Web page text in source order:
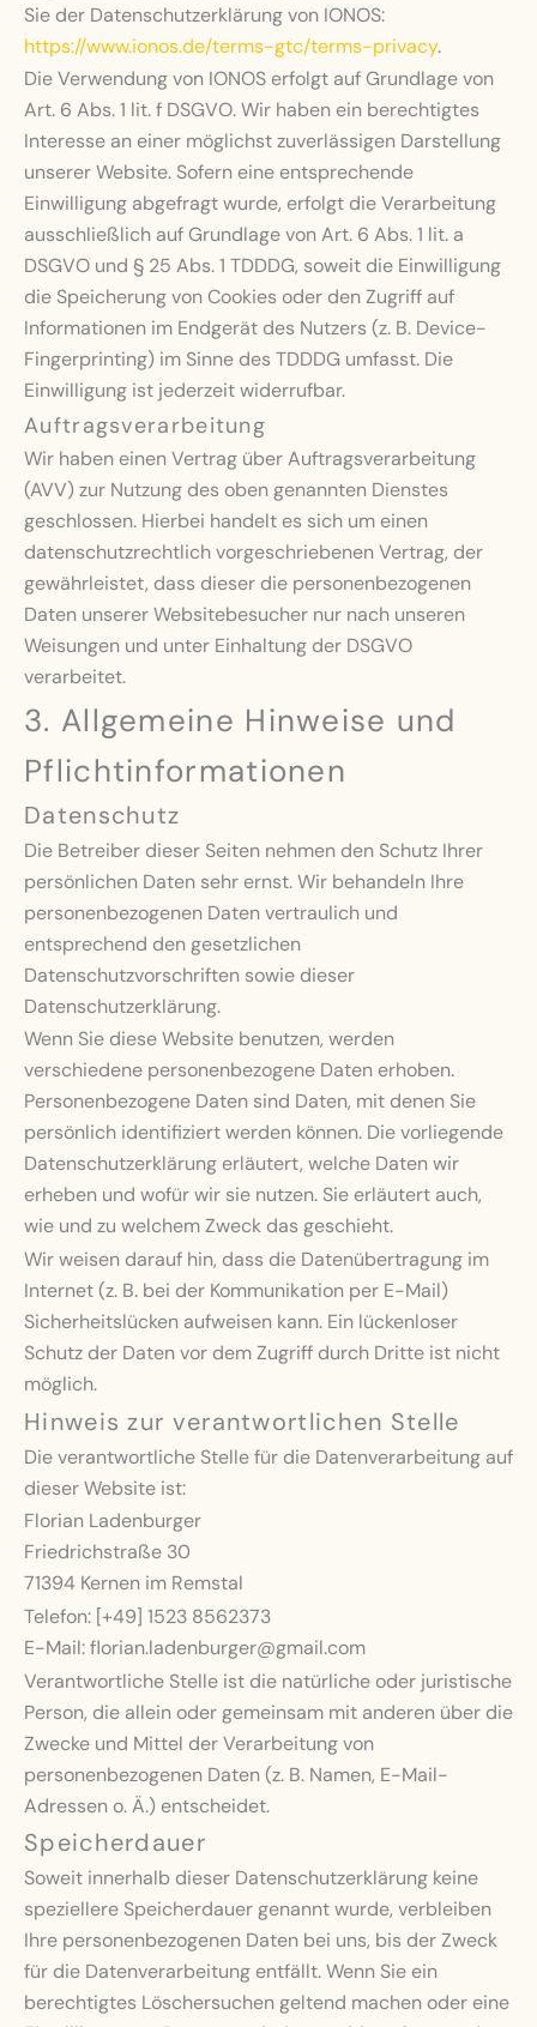
Sie der Datenschutzerklärung von IONOS:
https://www.ionos.de/terms-gtc/terms-privacy.
Die Verwendung von IONOS erfolgt auf Grundlage von
Art. 6 Abs. 1 lit. f DSGVO. Wir haben ein berechtigtes
Interesse an einer möglichst zuverlässigen Darstellung
unserer Website. Sofern eine entsprechende
Einwilligung abgefragt wurde, erfolgt die Verarbeitung
ausschließlich auf Grundlage von Art. 6 Abs. 1 lit. a
DSGVO und § 25 Abs. 1 TDDDG, soweit die Einwilligung
die Speicherung von Cookies oder den Zugriff auf
Informationen im Endgerät des Nutzers (z. B. Device-
Fingerprinting) im Sinne des TDDDG umfasst. Die
Einwilligung ist jederzeit widerrufbar.
Auftragsverarbeitung
Wir haben einen Vertrag über Auftragsverarbeitung
(AVV) zur Nutzung des oben genannten Dienstes
geschlossen. Hierbei handelt es sich um einen
datenschutzrechtlich vorgeschriebenen Vertrag, der
gewährleistet, dass dieser die personenbezogenen
Daten unserer Websitebesucher nur nach unseren
Weisungen und unter Einhaltung der DSGVO
verarbeitet.
3. Allgemeine Hinweise und
Pflicht­informationen
Datenschutz
Die Betreiber dieser Seiten nehmen den Schutz Ihrer
persönlichen Daten sehr ernst. Wir behandeln Ihre
personenbezogenen Daten vertraulich und
entsprechend den gesetzlichen
Datenschutzvorschriften sowie dieser
Datenschutzerklärung.
Wenn Sie diese Website benutzen, werden
verschiedene personenbezogene Daten erhoben.
Personenbezogene Daten sind Daten, mit denen Sie
persönlich identifiziert werden können. Die vorliegende
Datenschutzerklärung erläutert, welche Daten wir
erheben und wofür wir sie nutzen. Sie erläutert auch,
wie und zu welchem Zweck das geschieht.
Wir weisen darauf hin, dass die Datenübertragung im
Internet (z. B. bei der Kommunikation per E-Mail)
Sicherheitslücken aufweisen kann. Ein lückenloser
Schutz der Daten vor dem Zugriff durch Dritte ist nicht
möglich.
Hinweis zur verantwortlichen Stelle
Die verantwortliche Stelle für die Datenverarbeitung auf
dieser Website ist:
Florian Ladenburger
Friedrichstraße 30
71394 Kernen im Remstal
Telefon: [+49] 1523 8562373
E-Mail: florian.ladenburger@gmail.com
Verantwortliche Stelle ist die natürliche oder juristische
Person, die allein oder gemeinsam mit anderen über die
Zwecke und Mittel der Verarbeitung von
personenbezogenen Daten (z. B. Namen, E-Mail-
Adressen o. Ä.) entscheidet.
Speicherdauer
Soweit innerhalb dieser Datenschutzerklärung keine
speziellere Speicherdauer genannt wurde, verbleiben
Ihre personenbezogenen Daten bei uns, bis der Zweck
für die Datenverarbeitung entfällt. Wenn Sie ein
berechtigtes Löschersuchen geltend machen oder eine